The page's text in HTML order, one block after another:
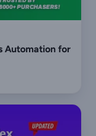
Automation for